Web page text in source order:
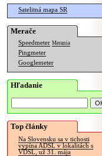
Satelitná mapa SR
Merače
Speedmeter Merania
Pingmeter
Googlemeter
Hľadanie
Top články
Na Slovensku sa v tichosti
vypína ADSL v lokalitách s
VDSL, už 31. mája